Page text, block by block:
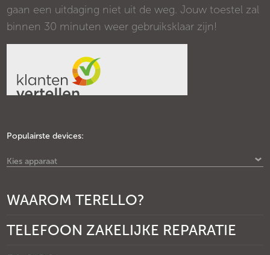
gaan een uitdaging niet uit de weg. Jouw toestel zal
binnen 30 minuten weer gebruiksklaar zijn!
Populairste devices:
Kies apparaat
WAAROM TERELLO?
TELEFOON ZAKELIJKE REPARATIE